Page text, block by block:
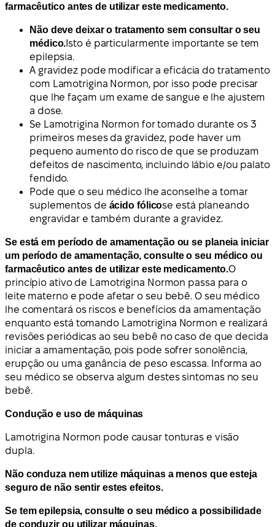
farmacêutico antes de utilizar este medicamento.
Não deve deixar o tratamento sem consultar o seu
médico. Isto é particularmente importante se tem
epilepsia.
A gravidez pode modificar a eficácia do tratamento
com Lamotrigina Normon, por isso pode precisar
que lhe façam um exame de sangue e lhe ajustem
a dose.
Se Lamotrigina Normon for tomado durante os 3
primeiros meses da gravidez, pode haver um
pequeno aumento do risco de que se produzam
defeitos de nascimento, incluindo lábio e/ou palato
fendido.
Pode que o seu médico lhe aconselhe a tomar
suplementos de ácido fólicose está planeando
engravidar e também durante a gravidez.
Se está em período de amamentação ou se planeia iniciar
um período de amamentação, consulte o seu médico ou
farmacêutico antes de utilizar este medicamento.O
princípio ativo de Lamotrigina Normon passa para o
leite materno e pode afetar o seu bebê. O seu médico
lhe comentará os riscos e benefícios da amamentação
enquanto está tomando Lamotrigina Normon e realizará
revisões periódicas ao seu bebê no caso de que decida
iniciar a amamentação, pois pode sofrer sonolência,
erupção ou uma ganância de peso escassa. Informa ao
seu médico se observa algum destes sintomas no seu
bebê.
Condução e uso de máquinas
Lamotrigina Normon pode causar tonturas e visão
dupla.
Não conduza nem utilize máquinas a menos que esteja
seguro de não sentir estes efeitos.
Se tem epilepsia, consulte o seu médico a possibilidade
de conduzir ou utilizar máquinas.